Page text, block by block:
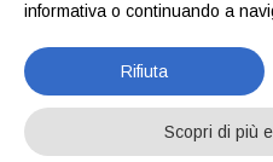
informativa o continuando a
Rifiuta
Scopri di più